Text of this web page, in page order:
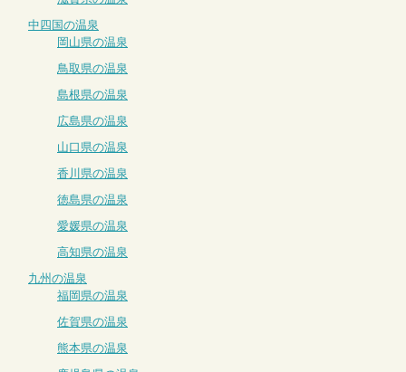
中四国の温泉
岡山県の温泉
鳥取県の温泉
島根県の温泉
広島県の温泉
山口県の温泉
香川県の温泉
徳島県の温泉
愛媛県の温泉
高知県の温泉
九州の温泉
福岡県の温泉
佐賀県の温泉
熊本県の温泉